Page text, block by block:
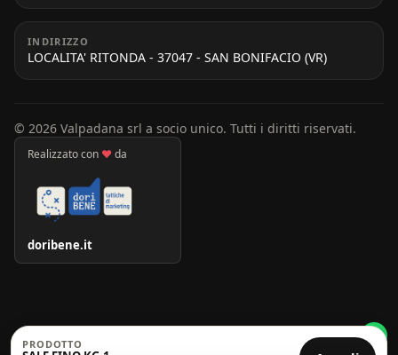
INDIRIZZO
LOCALITA' RITONDA - 37047 - SAN BONIFACIO (VR)
© 2026 Valpadana srl a socio unico. Tutti i diritti riservati.
Realizzato con ♥da
doribene.it
PRODOTTO